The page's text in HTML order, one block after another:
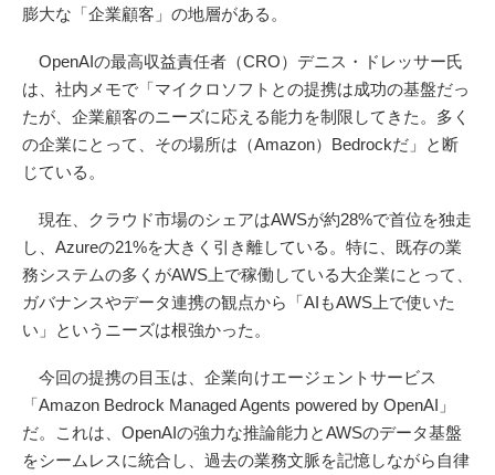
膨大な「企業顧客」の地層がある。
OpenAIの最高収益責任者（CRO）デニス・ドレッサー氏
は、社内メモで「マイクロソフトとの提携は成功の基盤だっ
たが、企業顧客のニーズに応える能力を制限してきた。多く
の企業にとって、その場所は（Amazon）Bedrockだ」と断
じている。
現在、クラウド市場のシェアはAWSが約28%で首位を独走
し、Azureの21%を大きく引き離している。特に、既存の業
務システムの多くがAWS上で稼働している大企業にとって、
ガバナンスやデータ連携の観点から「AIもAWS上で使いた
い」というニーズは根強かった。
今回の提携の目玉は、企業向けエージェントサービス
「Amazon Bedrock Managed Agents powered by OpenAI」
だ。これは、OpenAIの強力な推論能力とAWSのデータ基盤
をシームレスに統合し、過去の業務文脈を記憶しながら自律